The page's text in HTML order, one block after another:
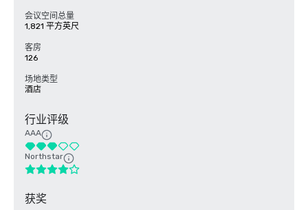
会议空间总量
1,821 平方英尺
客房
126
场地类型
酒店
行业评级
AAA
Northstar
获奖